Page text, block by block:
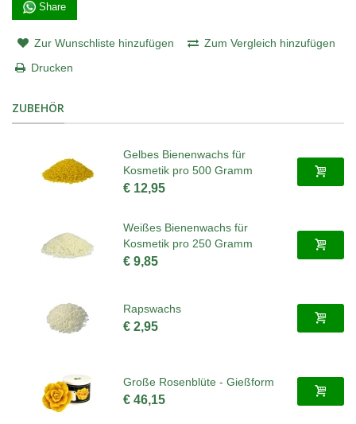
Share
Zur Wunschliste hinzufügen
Zum Vergleich hinzufügen
Drucken
ZUBEHÖR
Gelbes Bienenwachs für
Kosmetik pro 500 Gramm
€ 12,95
Weißes Bienenwachs für
Kosmetik pro 250 Gramm
€ 9,85
Rapswachs
€ 2,95
Große Rosenblüte - Gießform
€ 46,15